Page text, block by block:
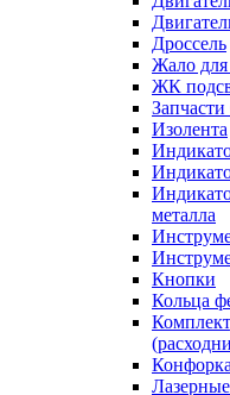
Дроссель
Жало для
ЖК
Изолента
металла
Кнопки
Кольца